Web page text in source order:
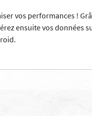
vos performances !
ensuite vos données